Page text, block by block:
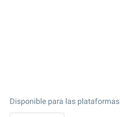
Disponible para las plataformas